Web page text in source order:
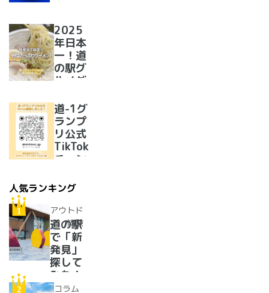
2025
年日本
一！道
の駅グ
ルメグ
リ優勝
のラー
メンが
美味し
すぎた
道-1グ
ランプ
リ公式
TikTok
チャン
開設い
たしま
した！
人気ランキング
アウトド
ア・体験
道の駅
で「新
発見」
探して
みた！
イベン
コラム